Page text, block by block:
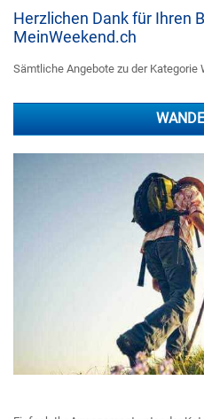
Herzlichen Dank für Ihren
MeinWeekend.ch
Sämtliche Angebote zu der